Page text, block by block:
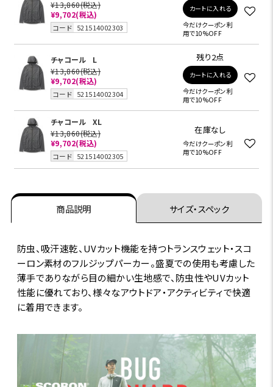
¥13,860(税込)
¥9,702(税込)
コード 521514002303
カートに入れる
今だけクーポン利
用で10%OFF
チャコール
L
¥13,860(税込)
¥9,702(税込)
コード 521514002304
残り2点
カートに入れる
今だけクーポン利
用で10%OFF
チャコール
XL
¥13,860(税込)
¥9,702(税込)
コード 521514002305
在庫なし
今だけクーポン利
用で10%OFF
商品説明 サイズ・スペック
防虫、吸汗速乾、UVカット機能を持つトランスウェット・スコ
ーロン素材のフルジップパーカー。盛夏での使用も考慮した
薄手でありながら目の細かい生地感で、防虫性やUVカット
性能に優れており、様々なアウトドア・アクティビティで快適
に着用できます。